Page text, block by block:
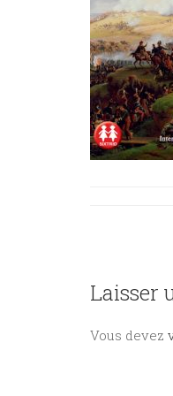
Laisser
Vous devez